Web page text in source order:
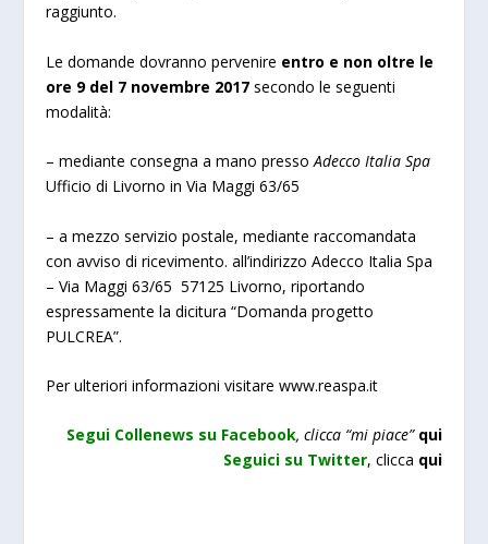
raggiunto.
Le domande dovranno pervenire entro e non oltre le
ore 9 del 7 novembre 2017 secondo le seguenti
modalità:
– mediante consegna a mano pressoAdecco Italia Spa
Ufficio di Livorno in Via Maggi 63/65
– a mezzo servizio postale, mediante raccomandata
con avviso di ricevimento. all’indirizzo Adecco Italia Spa
– Via Maggi 63/65 57125 Livorno, riportando
espressamente la dicitura “Domanda progetto
PULCREA”.
Per ulteriori informazioni visitarewww.reaspa.it
Segui Collenews su Facebook, clicca “mi piace” qui
Seguici su Twitter, clicca qui